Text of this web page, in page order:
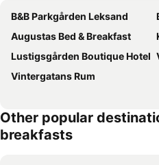
B&B Parkgården Leksand
Augustas Bed & Breakfast
Lustigsgården Boutique Hotel
Vintergatans Rum
Other popular
breakfasts